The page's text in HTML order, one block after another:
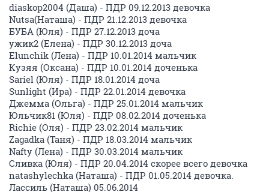
diaskop2004 (Даша) - ПДР 09.12.2013 девочка
Nutsa(Наташа) - ПДР 21.12.2013 девочка
БУБА (Юля) - ПДР 27.12.2013 доча
ужик2 (Елена) - ПДР 30.12.2013 доча
Elunchik (Лена) - ПДР 10.01.2014 мальчик
Кузяя (Оксана) - ПДР 10.01.2014 доченька
Sariel (Юля) - ПДР 18.01.2014 доча
Sunlight (Ира) - ПДР 22.01.2014 девочка
Джемма (Ольга) - ПДР 25.01.2014 мальчик
Юльчик81 (Юля) - ПДР 08.02.2014 доченька
Richie (Оля) - ПДР 23.02.2014 мальчик
Zagadka (Таня) - ПДР 18.03.2014 мальчик
Nafty (Лена) - ПДР 30.03.2014 мальчик
Сливка (Юля) - ПДР 20.04.2014 скорее всего девочка
natashylechka (Наташа) - ПДР 01.05.2014 девочка.
Лассиль (Наташа) 05.06.2014